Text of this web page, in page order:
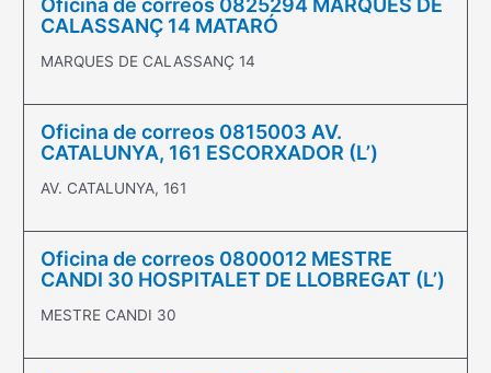
Oficina de correos 0825294 MARQUES DE
CALASSANÇ 14 MATARÓ
MARQUES DE CALASSANÇ 14
Oficina de correos 0815003 AV.
CATALUNYA, 161 ESCORXADOR (L’)
AV. CATALUNYA, 161
Oficina de correos 0800012 MESTRE
CANDI 30 HOSPITALET DE LLOBREGAT (L’)
MESTRE CANDI 30